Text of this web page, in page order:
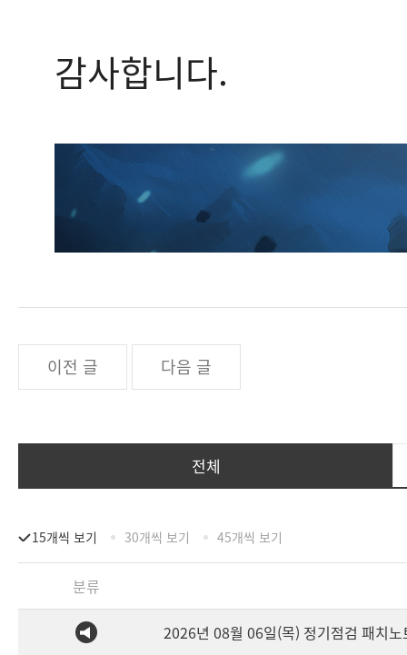
감사합니다.
이전 글 다음 글
전체
15개씩 보기 30개씩 보기 45개씩 보기
분류
2026년 08월 06일(목) 정기점검 패치